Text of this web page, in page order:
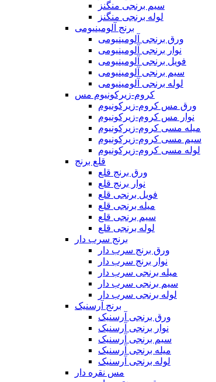
سیم برنجی منگنز
لوله برنجی منگنز
برنج آلومینیومی
ورق برنجی آلومینیومی
نوار برنجی آلومینیومی
فویل برنجی آلومینیومی
سیم برنجی آلومینیومی
لوله برنجی آلومینیومی
کروم-زیرکونیوم مس
ورق مس کروم-زیرکونیوم
نوار مس کروم-زیرکونیوم
میله مسی کروم-زیرکونیوم
سیم مسی کروم-زیرکونیوم
لوله مسی کروم-زیرکونیوم
قلع برنج
ورق برنج قلع
نوار برنج قلع
فویل برنجی قلع
میله برنجی قلع
سیم برنجی قلع
لوله برنجی قلع
برنج سرب دار
ورق برنج سرب دار
نوار برنج سرب دار
میله برنجی سرب دار
سیم برنجی سرب دار
لوله برنجی سرب دار
برنج آرسنیک
ورق برنجی آرسنیک
نوار برنجی آرسنیک
سیم برنجی آرسنیک
میله برنجی آرسنیک
لوله برنجی آرسنیک
مس نقره دار